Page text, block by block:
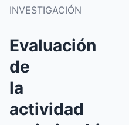
INVESTIGACIÓN
Evaluación
de
la
actividad